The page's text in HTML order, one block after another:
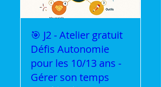
🎯 J2 - Atelier gratuit
Défis Autonomie
pour les 10/13 ans -
Gérer son temps